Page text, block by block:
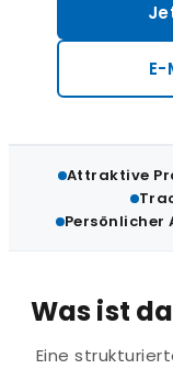
Attraktive
Persönlicher
Was ist
Eine